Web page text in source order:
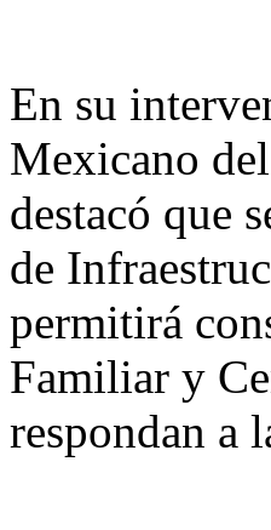
En su
Mexicano
destacó que
de
permitirá
Familiar y
respondan a